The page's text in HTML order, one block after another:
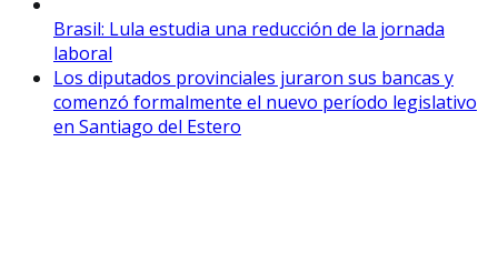
Brasil: Lula estudia una reducción de la jornada
laboral
Los diputados provinciales juraron sus bancas y
comenzó formalmente el nuevo período legislativo
en Santiago del Estero